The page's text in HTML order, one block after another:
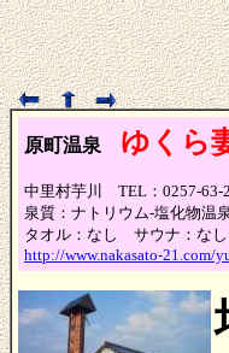
原町温泉 ゆくら
中里村芋川 TEL：0257-
泉質：ナトリウム-塩化物温
タオル：なし サウナ：な
http://www.nakasato-21.com/